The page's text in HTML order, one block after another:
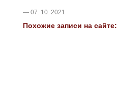
— 07. 10. 2021
Похожие записи на сайте: